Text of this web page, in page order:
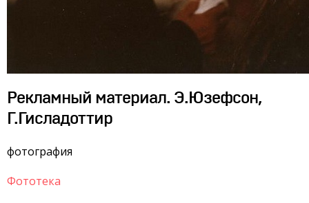
Рекламный материал. Э.Юзефсон,
Г.Гисладоттир
фотография
Фототека